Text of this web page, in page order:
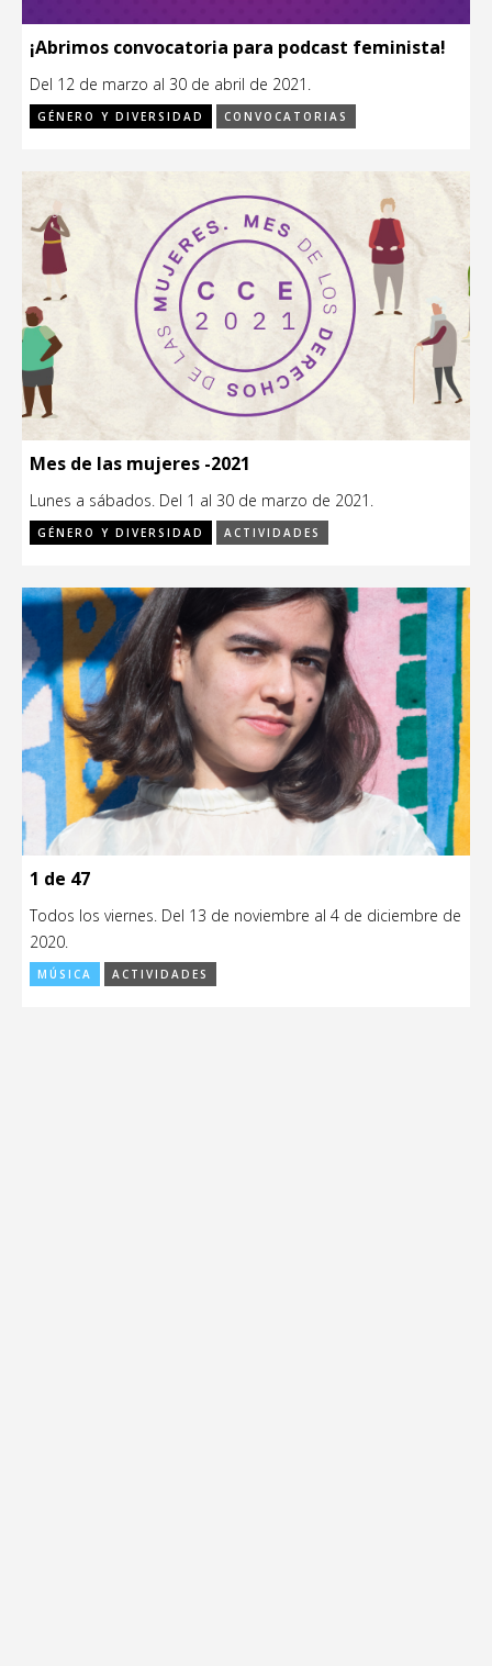
¡Abrimos convocatoria para podcast feminista!
Del 12 de marzo al 30 de abril de 2021.
GÉNERO Y DIVERSIDAD CONVOCATORIAS
Mes de las mujeres -2021
Lunes a sábados. Del 1 al 30 de marzo de 2021.
GÉNERO Y DIVERSIDAD ACTIVIDADES
1 de 47
Todos los viernes. Del 13 de noviembre al 4 de diciembre de
2020.
MÚSICA ACTIVIDADES